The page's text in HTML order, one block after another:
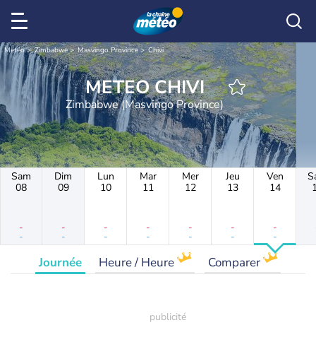
Météo Zimbabwe Masvingo Province Chivi
METEO CHIVI
Zimbabwe (Masvingo Province)
Sam
08
-
-
Dim
09
-
-
Lun
10
-
-
Mar
11
-
-
Mer
12
-
-
Jeu
13
-
-
Ven
14
-
-
Journée Heure / Heure Comparer